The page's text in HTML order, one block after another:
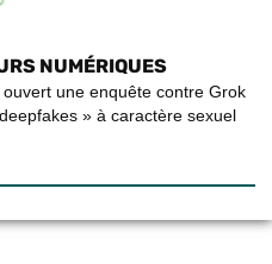
NUMÉRIQUES
une enquête contre Grok
» à caractère sexuel